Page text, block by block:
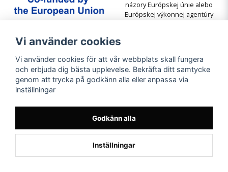
názory Európskej únie alebo
Európskej výkonnej agentúry
Vi använder cookies
Vi använder cookies för att vår webbplats skall fungera
och erbjuda dig bästa upplevelse. Bekräfta ditt samtycke
genom att trycka på godkänn alla eller anpassa via
inställningar
Godkänn alla
Inställningar